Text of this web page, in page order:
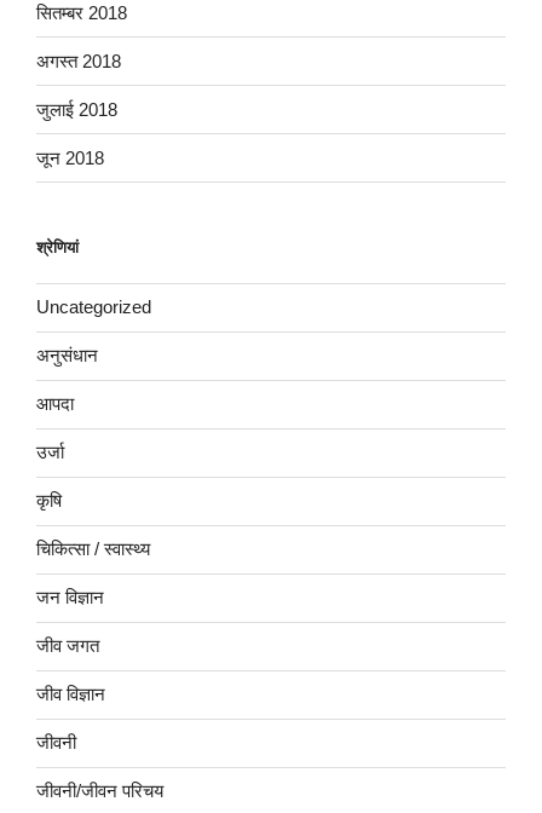
सितम्बर 2018
अगस्त 2018
जुलाई 2018
जून 2018
श्रेणियां
Uncategorized
अनुसंधान
आपदा
उर्जा
कृषि
चिकित्सा / स्वास्थ्य
जन विज्ञान
जीव जगत
जीव विज्ञान
जीवनी
जीवनी/जीवन परिचय